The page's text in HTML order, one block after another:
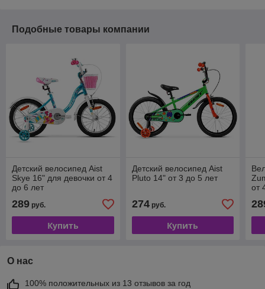
Подобные товары компании
Детский велосипед Aist
Skye 16" для девочки от 4
до 6 лет
289 руб.
Купить
Детский велосипед Aist
Pluto 14" от 3 до 5 лет
274руб.
Купить
от
О нас
100% положительных из 13 отзывов за год